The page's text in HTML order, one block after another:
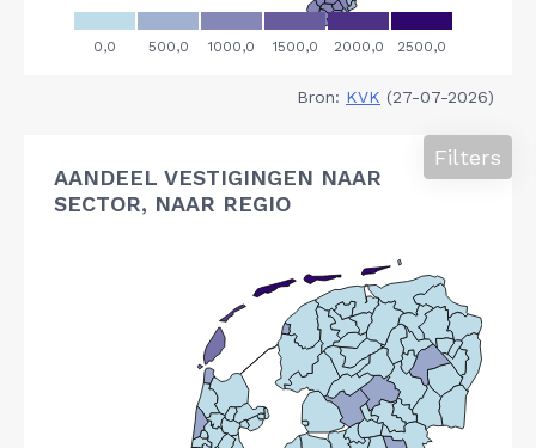
Bron: KVK (27-07-2026)
AANDEEL VESTIGINGEN NAAR
SECTOR, NAAR REGIO
Filters